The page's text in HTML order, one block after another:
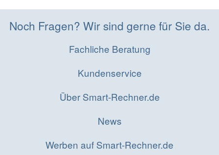
Noch Fragen? Wir sind gerne für Sie da.
Fachliche Beratung
Kundenservice
Über Smart-Rechner.de
News
Werben auf Smart-Rechner.de